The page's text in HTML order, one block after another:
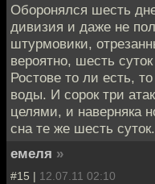
Оборонялся шесть
дивизия и даже не
штурмовики,
вероятно, шесть
Ростове то ли есть,
воды. И сорок три
целями, и наверняка
сна те же шесть
емеля »
#15 | 12.07.11 02:10